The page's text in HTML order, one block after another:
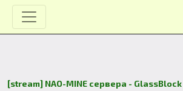
[stream] NAO-MINE сервера -